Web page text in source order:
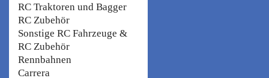
RC Traktoren und Bagger
RC Zubehör
Sonstige RC Fahrzeuge &
RC Zubehör
Rennbahnen
Carrera